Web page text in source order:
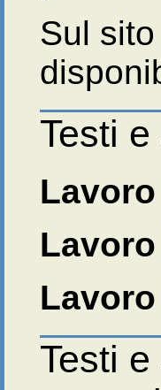
Sul
Testi
Testi